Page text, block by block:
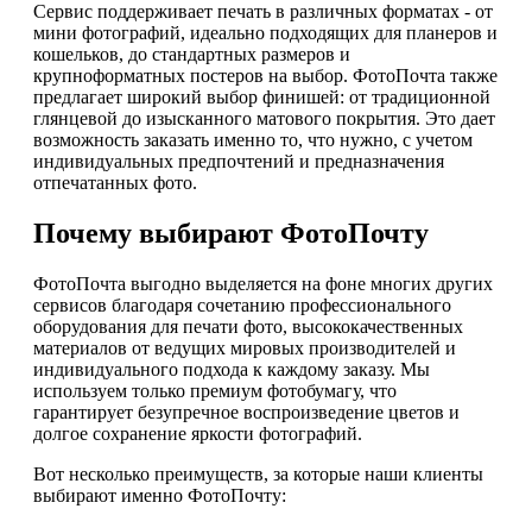
Сервис поддерживает печать в различных форматах - от
мини фотографий, идеально подходящих для планеров и
кошельков, до стандартных размеров и
крупноформатных постеров на выбор. ФотоПочта также
предлагает широкий выбор финишей: от традиционной
глянцевой до изысканного матового покрытия. Это дает
возможность заказать именно то, что нужно, с учетом
индивидуальных предпочтений и предназначения
отпечатанных фото.
Почему выбирают ФотоПочту
ФотоПочта выгодно выделяется на фоне многих других
сервисов благодаря сочетанию профессионального
оборудования для печати фото, высококачественных
материалов от ведущих мировых производителей и
индивидуального подхода к каждому заказу. Мы
используем только премиум фотобумагу, что
гарантирует безупречное воспроизведение цветов и
долгое сохранение яркости фотографий.
Вот несколько преимуществ, за которые наши клиенты
выбирают именно ФотоПочту: